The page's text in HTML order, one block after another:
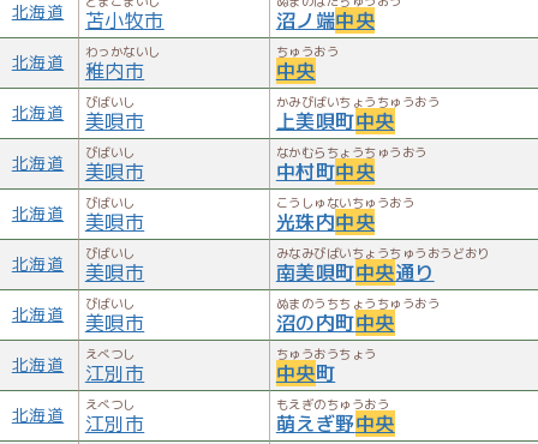
北海道 苫小牧市 沼ノ端中央
北海道 わっかないし
稚内市
ちゅうおう
中央
北海道 びばいし
美唄市
かみびばいちょうちゅうおう
上美唄町中央
北海道 びばいし
美唄市
なかむらちょうちゅうおう
中村町中央
北海道 びばいし
美唄市
こうしゅないちゅうおう
光珠内中央
北海道 びばいし
美唄市
みなみびばいちょうちゅうおうどおり
南美唄町中央通り
北海道 びばいし
美唄市
ぬまのうちちょうちゅうおう
沼の内町中央
北海道 えべつし
江別市
ちゅうおうちょう
中央町
北海道 えべつし
江別市
もえぎのちゅうおう
萌えぎ野中央